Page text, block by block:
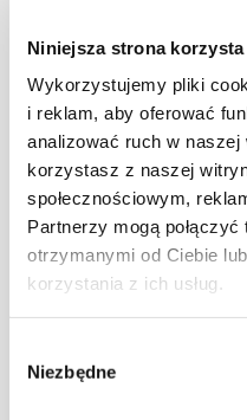
Niniejsza strona
Wykorzystujemy pliki
i reklam, aby oferować
analizować ruch w
korzystasz z naszej
społecznościowym,
Partnerzy mogą
otrzymanymi od Ciebie
korzystania z ich usług.
zgody
Niezbędne
personalizowanych
uzna za zgodne z